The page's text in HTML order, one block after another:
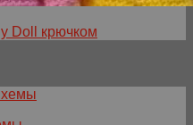
Doll крючком